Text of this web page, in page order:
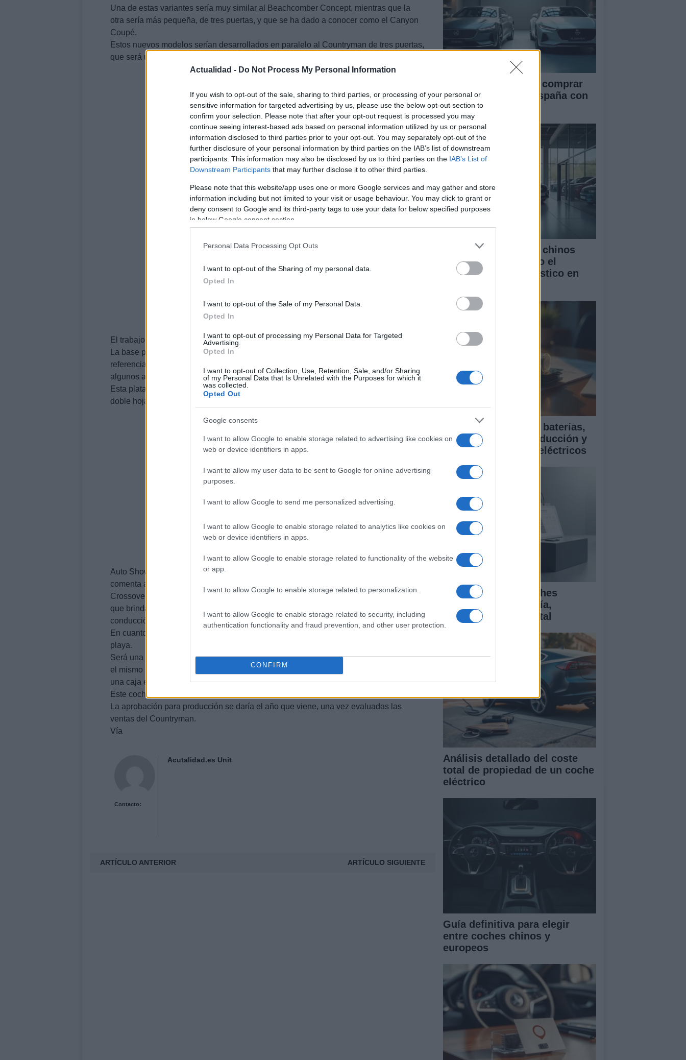
Actualidad - Do Not Process My Personal Information
If you wish to opt-out of the sale, sharing to third parties, or processing of your personal or
sensitive information for targeted advertising by us, please use the below opt-out section to
confirm your selection. Please note that after your opt-out request is processed you may
continue seeing interest-based ads based on personal information utilized by us or personal
information disclosed to third parties prior to your opt-out. You may separately opt-out of the
further disclosure of your personal information by third parties on the IAB’s list of downstream
participants. This information may also be disclosed by us to third parties on the IAB’s List of
Downstream Participants that may further disclose it to other third parties.
Please note that this website/app uses one or more Google services and may gather and store
information including but not limited to your visit or usage behaviour. You may click to grant or
deny consent to Google and its third-party tags to use your data for below specified purposes
in below Google consent section.
Personal Data Processing Opt Outs
I want to opt-out of the Sharing of my personal data.
Opted In
I want to opt-out of the Sale of my Personal Data.
Opted In
I want to opt-out of processing my Personal Data for Targeted
Advertising.
Opted In
I want to opt-out of Collection, Use, Retention, Sale, and/or Sharing
of my Personal Data that Is Unrelated with the Purposes for which it
was collected.
Opted Out
Google consents
I want to allow Google to enable storage related to advertising like cookies on
web or device identifiers in apps.
I want to allow my user data to be sent to Google for online advertising
purposes.
I want to allow Google to send me personalized advertising.
I want to allow Google to enable storage related to analytics like cookies on
web or device identifiers in apps.
I want to allow Google to enable storage related to functionality of the website
or app.
I want to allow Google to enable storage related to personalization.
I want to allow Google to enable storage related to security, including
authentication functionality and fraud prevention, and other user protection.
CONFIRM
Una de estas variantes sería muy similar al Beachcomber Concept, mientras que la
otra sería más pequeña, de tres puertas, y que se ha dado a conocer como el Canyon
Coupé.
Estos nuevos modelos serían desarrollados en paralelo al Countryman de tres puertas,
que será una versión deportiva.
El trabajo para el nuevo Mokeempieza con una nueva plataforma.
La base para el futuro
Moke, que será una plataforma sin pilares, también servirá de
referencia para el desarrollo de la nueva generación del Countryman dentro de
algunos años.
Esta plataforma sin pilares daría cabida a la instalación de un portón del maletero de
doble hoja, algo que podría complacer a algunos críticos del portón actual.
Auto Show de Detroit 2010: elMini
comenta además que el
Crossover, un coche con paneles removibles, tanto en el techo como en las puertas,
que brindarán una apertura total hacia los elementos, conectando la experiencia de
conducción con el entorno.
En cuanto al Canyon Coupé, será una interpretación -tres puertas- de un coche de
playa.
Será una versión corta del Countryman que tendrá 3 puertas, 4 butacas para adultos y
el mismo sistema de tracción integral All4, y se tiene en consideración la instalación de
una caja en el techo para la carga de equipaje.
Este coche estaría basado en el Canyon Carver presentado por
La aprobación para producción se daría el año que viene, una vez evaluadas las
ventas del Countryman.
Vía
Contacto:
Acutalidad.es Unit
ARTÍCULO ANTERIOR ARTÍCULO SIGUIENTE
Guía definitiva para comprar
coches chinos en España con
seguridad
Cómo los vehículos chinos
están transformando el
mercado automovilístico en
Guía para comparar baterías,
asistencias a la conducción y
garantía en coches eléctricos
Comparativa de coches
eléctricos: tecnología,
garantías y coste total
Análisis detallado del coste
total de propiedad de un coche
eléctrico
Guía definitiva para elegir
entre coches chinos y
europeos